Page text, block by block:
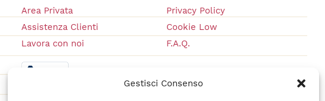
Gestisci Consenso
Area Privata
Assistenza Clienti
Lavora con noi
Privacy Policy
Cookie Low
F.A.Q.